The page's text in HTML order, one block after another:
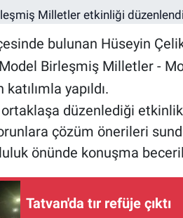
bulunan Hüseyin
Birleşmiş Milletler -
yapıldı.
düzenlediği
çözüm önerileri
önünde konuşma
Tatvan'da tır refüje çıktı